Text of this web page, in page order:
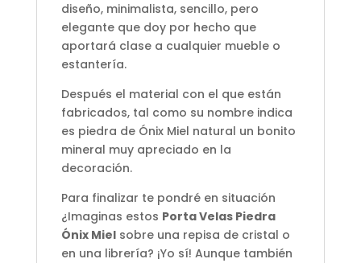
diseño, minimalista, sencillo, pero
elegante que doy por hecho que
aportará clase a cualquier mueble o
estantería.
Después el material con el que están
fabricados, tal como su nombre indica
es piedra de Ónix Miel natural un bonito
mineral muy apreciado en la
decoración.
Para finalizar te pondré en situación
¿Imaginas estos Porta Velas Piedra
Ónix Mielsobre una repisa de cristal o
en una librería? ¡Yo sí! Aunque también